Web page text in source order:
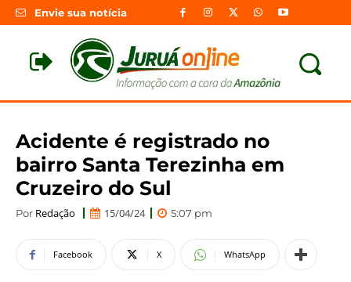
Envie sua notícia
Acidente é registrado no
bairro Santa Terezinha em
Cruzeiro do Sul
Por Redação 15/04/24 5:07 pm
Facebook X WhatsApp